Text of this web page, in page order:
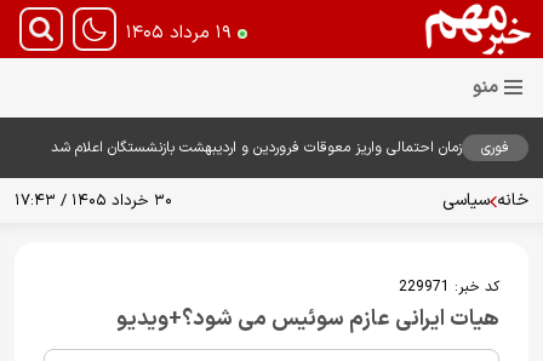
۱۹ مرداد ۱۴۰۵
فوری زمان احتمالی واریز معوقات فروردین و اردیبهشت بازنشستگان اعلام شد
خانه سیاسی ۳۰ خرداد ۱۴۰۵ / ۱۷:۴۳
کد خبر: 229971
هیات ایرانی عازم سوئیس می شود؟+ویدیو